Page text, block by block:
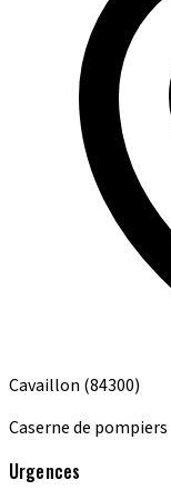
Cavaillon (84300)
Caserne de pompiers
Urgences